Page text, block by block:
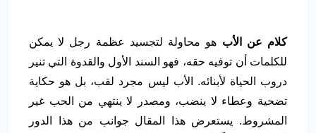
كلام عن الأب هو محاولة لتجسيد عظمة رجل لا يمكن
للكلمات أن توفيه حقه، فهو السند الأول والقدوة التي تنير
دروب الحياة لأبنائه. الأب ليس مجرد لقب، بل هو حكاية
تضحية وعطاء لا ينضب، ومصدر لا ينتهي من الحب غير
المشروط. يستعرض هذا المقال جوانب من هذا الدور